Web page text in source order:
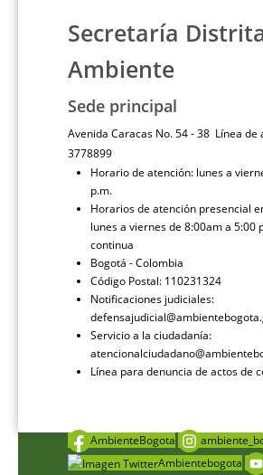
Secretaría
Ambiente
Sede principal
Avenida Caracas No. 54 - 38 Línea de
3778899
Horario de atención: lunes a
p.m.
Horarios de atención presencial
lunes a viernes de 8:00am a 5:00
continua
Bogotá - Colombia
Código Postal: 110231324
Notificaciones judiciales:
Servicio a la ciudadanía:
Línea para denuncia de actos de
AmbienteBogota
Ambientebogota